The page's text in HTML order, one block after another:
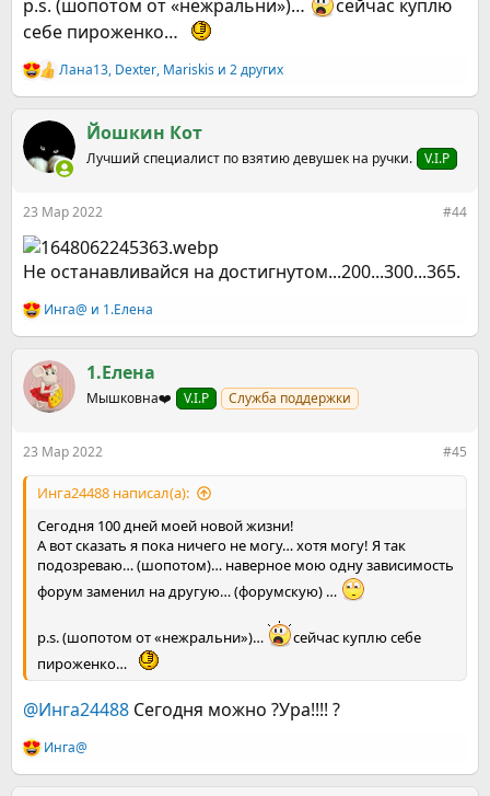
p.s. (шопотом от «нежральни»)…
сейчас куплю
себе пироженко…
Р
е
к
ц
и
Лана13, Dexter, Mariskis и 2 других
Йошкин Кот
Лучший специалист по взятию девушек на ручки. V.I.P
23 Мар 2022 #44
Не останавливайся на достигнутом...200...300...365.
Р
е
к
ц
и
Инга@ и 1.Елена
1.Елена
Мышковна❤️ V.I.P Служба поддержки
23 Мар 2022 #45
Инга24488 написал(а):
Сегодня 100 дней моей новой жизни!
А вот сказать я пока ничего не могу… хотя могу! Я так
подозреваю… (шопотом)… наверное мою одну зависимость
форум заменил на другую… (форумскую) …
p.s. (шопотом от «нежральни»)…
сейчас куплю себе
пироженко…
@Инга24488 Сегодня можно ?Ура!!!! ?
Р
е
Инга@